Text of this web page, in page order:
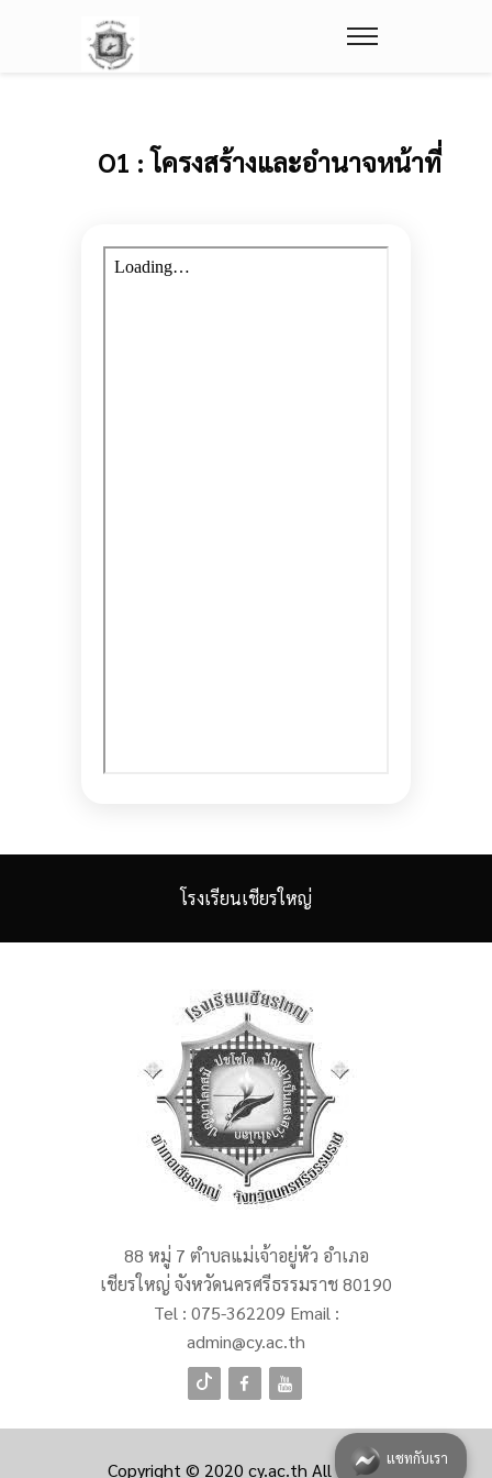
O1 : โครงสร้างและอำนาจหน้าที่
โรงเรียนเชียรใหญ่
88 หมู่ 7 ตำบลแม่เจ้าอยู่หัว อำเภอ
เชียรใหญ่ จังหวัดนครศรีธรรมราช 80190
Tel : 075-362209 Email :
admin@cy.ac.th
Copyright © 2020 cy.ac.th All Rights
แชทกับเรา